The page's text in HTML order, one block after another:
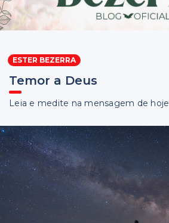
ESTER BEZERRA
Temor a Deus
Leia e medite na mensagem de hoje